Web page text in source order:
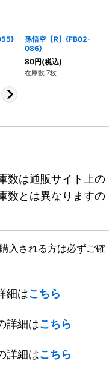
孫悟空【R】{FB02-
086}
80円(税込)
在庫数 7枚
数は通販サイト上の
数とは異なりますの
入される方は必ずご確
細はこちら
詳細はこちら
詳細はこちら